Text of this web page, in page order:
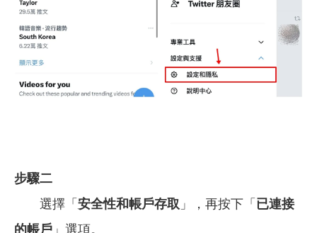
步驟二
選擇「 安全性和帳戶存取 」，再按下「 已連接
的帳戶 」選項。